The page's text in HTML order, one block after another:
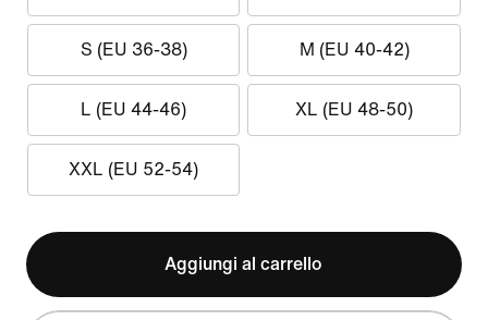
S (EU 36-38) M (EU 40-42)
L (EU 44-46) XL (EU 48-50)
XXL (EU 52-54)
Aggiungi al carrello